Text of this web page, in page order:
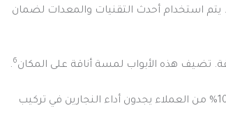
استخدام أحدث التقنيات والمعدات لضمان
تضيف هذه الأبواب لمسة أناقة على المكان6
.
بفضل مهارة وخبرة الفنيين، يتم إنجاز عملية التركيب بسرعة وكفاءة. 100% من العملاء يجدون أداء النجارين في تركيب